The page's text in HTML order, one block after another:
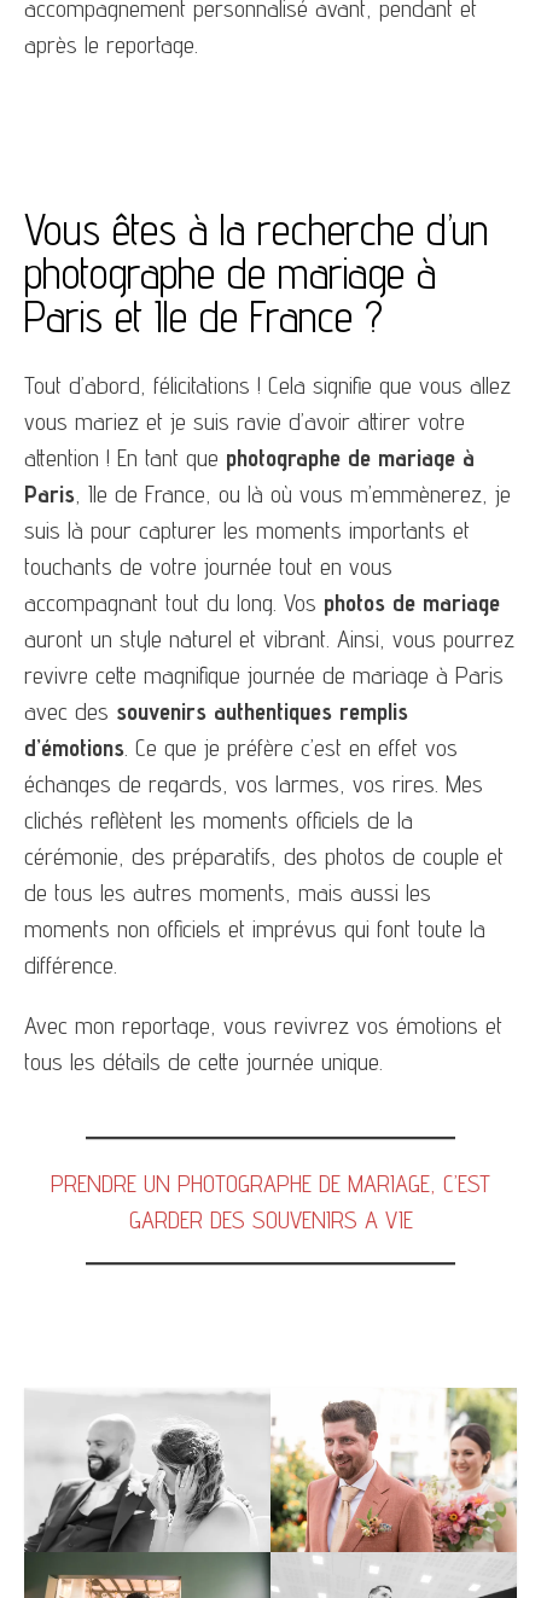
accompagnement personnalisé avant, pendant et
après le reportage.
Vous êtes à la recherche d’un
photographe de mariage à
Paris et Ile de France ?
Tout d’abord, félicitations ! Cela signifie que vous allez
vous mariez et je suis ravie d’avoir attirer votre
attention ! En tant que photographe de mariage à
Paris , Ile de France, ou là où vous m’emmènerez, je
suis là pour capturer les moments importants et
touchants de votre journée tout en vous
accompagnant tout du long. Vos photos de mariage
auront un style naturel et vibrant. Ainsi, vous pourrez
revivre cette magnifique journée de mariage à Paris
avec des souvenirs authentiques remplis
d’émotions . Ce que je préfère c’est en effet vos
échanges de regards, vos larmes, vos rires. Mes
clichés reflètent les moments officiels de la
cérémonie, des préparatifs, des photos de couple et
de tous les autres moments, mais aussi les
moments non officiels et imprévus qui font toute la
différence.
Avec mon reportage, vous revivrez vos émotions et
tous les détails de cette journée unique.
PRENDRE UN PHOTOGRAPHE DE MARIAGE, C’EST
GARDER DES SOUVENIRS A VIE